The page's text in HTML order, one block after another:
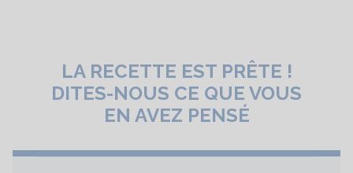
LA RECETTE EST PRÊTE !
DITES-NOUS CE QUE VOUS
EN AVEZ PENSÉ